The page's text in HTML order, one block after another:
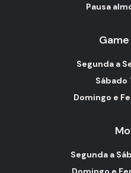
Pausa
Segunda a
Sábado
Domingo e
Segunda a